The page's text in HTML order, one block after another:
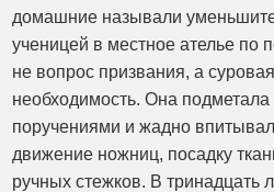
домашние называли
ученицей в местное ателье по
не вопрос призвания, а
необходимость. Она
поручениями и жадно
движение ножниц, посадку
ручных стежков. В тринадцать